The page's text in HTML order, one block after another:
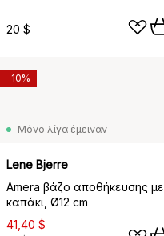
20 $
Μόνο λίγα έμειναν
Lene Bjerre
Amera βάζο αποθήκευσης με
καπάκι, Ø12 cm
41,40 $
-10%